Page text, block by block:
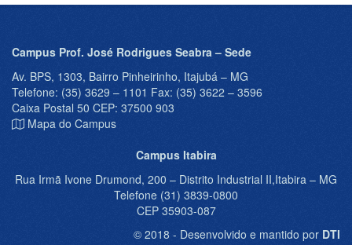
Campus Prof. José Rodrigues Seabra – Sede
Av. BPS, 1303, Bairro Pinheirinho, Itajubá – MG
Telefone: (35) 3629 – 1101 Fax: (35) 3622 – 3596
Caixa Postal 50 CEP: 37500 903
Mapa do Campus
Campus Itabira
Rua Irmã Ivone Drumond, 200 – Distrito Industrial II,Itabira – MG
Telefone (31) 3839-0800
CEP 35903-087
© 2018 - Desenvolvido e mantido por DTI